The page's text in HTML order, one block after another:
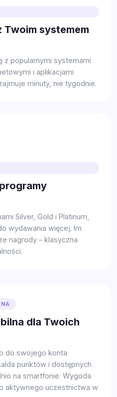
systemem
z popularnymi systemami
i aplikacjami
minuty, nie tygodnie.
Silver, Gold i Platinum,
wydawania więcej. Im
nagrody – klasyczna
dla Twoich
do swojego konta
punktów i dostępnych
na smartfonie. Wygoda
aktywnego uczestnictwa w